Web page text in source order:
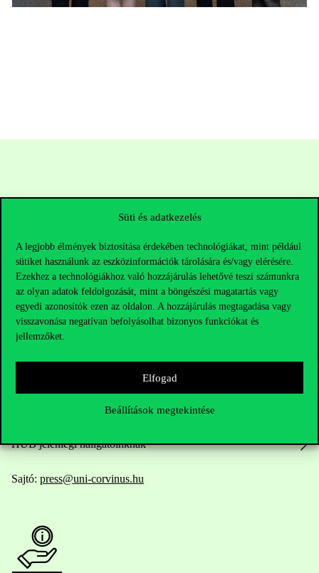
Süti és adatkezelés
A legjobb élmények biztosítása érdekében technológiákat, mint például
sütiket használunk az eszközinformációk tárolására és/vagy elérésére.
Ezekhez a technológiákhoz való hozzájárulás lehetővé teszi számunkra
az olyan adatok feldolgozását, mint a böngészési magatartás vagy
egyedi azonosítók ezen az oldalon. A hozzájárulás megtagadása vagy
visszavonása negatívan befolyásolhat bizonyos funkciókat és
jellemzőket.
Elfogad
Beállítások megtekintése
Elérhetőségek
Telefonszám:
Kérdésed van a felvételivel kapcsolatban?
Oktatói elérhetőségek
HUB jelenlegi hallgatóinknak
Sajtó: press@uni-corvinus.hu